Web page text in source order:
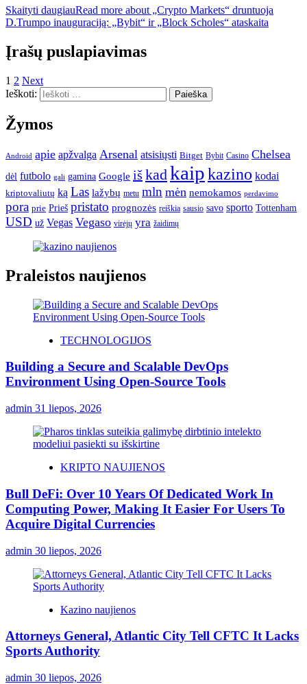
Skaityti daugiauRead more about „Crypto Markets“ druntuoja
D.Trumpo inauguraciją: „Bybit“ ir „Block Scholes“ ataskaita
Įrašų puslapiavimas
1 2 Next
Ieškoti:
Žymos
Android apie apžvalga Arsenal atsisiųsti Bitget Bybit Casino Chelsea
dėl futbolo gali gamina Google iškad kaipkazino kodai
kriptovaliutų ką Las lažybų metu mln mėn nemokamos perdavimo
pora prie Prieš pristato prognozės reiškia sausio savo sporto Tottenham
USD už Vegas Vegaso virėjų yra žaidimų
Praleistos naujienos
TECHNOLOGIJOS
Building a Secure and Scalable DevOps
Environment Using Open-Source Tools
admin 31 liepos, 2026
KRIPTO NAUJIENOS
Bull DeFi: Over 10 Years Of Dedicated Work In
Computing Power, Making It Easier For Users To
Acquire Digital Currencies
admin 30 liepos, 2026
Kazino naujienos
Attorneys General, Atlantic City Tell CFTC It Lacks
Sports Authority
admin 30 liepos, 2026